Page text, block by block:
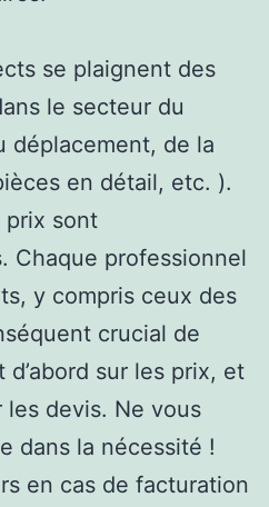
se plaignent des
le secteur du
déplacement, de la
en détail, etc. ).
prix sont
Chaque professionnel
y compris ceux des
crucial de
sur les prix, et
devis. Ne vous
dans la nécessité !
en cas de facturation